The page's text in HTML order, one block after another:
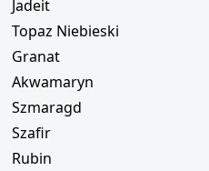
Jadeit
Topaz Niebieski
Granat
Akwamaryn
Szmaragd
Szafir
Rubin